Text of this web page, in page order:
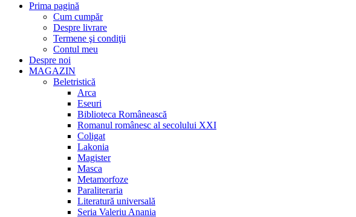
Prima pagină
Cum cumpăr
Despre livrare
Termene şi condiţii
Contul meu
Despre noi
MAGAZIN
Beletristică
Arca
Eseuri
Biblioteca Românească
Romanul românesc al secolului XXI
Coligat
Lakonia
Magister
Masca
Metamorfoze
Paraliteraria
Literatură universală
Seria Valeriu Anania